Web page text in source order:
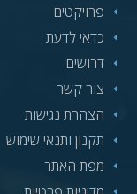
פרויקטים
כדאי לדעת
דרושים
צור קשר
הצהרת נגישות
תקנון ותנאי שימוש
מפת האתר